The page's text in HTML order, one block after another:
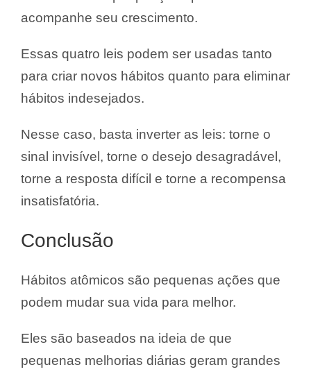
acompanhe seu crescimento.
Essas quatro leis podem ser usadas tanto
para criar novos hábitos quanto para eliminar
hábitos indesejados.
Nesse caso, basta inverter as leis: torne o
sinal invisível, torne o desejo desagradável,
torne a resposta difícil e torne a recompensa
insatisfatória.
Conclusão
Hábitos atômicos são pequenas ações que
podem mudar sua vida para melhor.
Eles são baseados na ideia de que
pequenas melhorias diárias geram grandes